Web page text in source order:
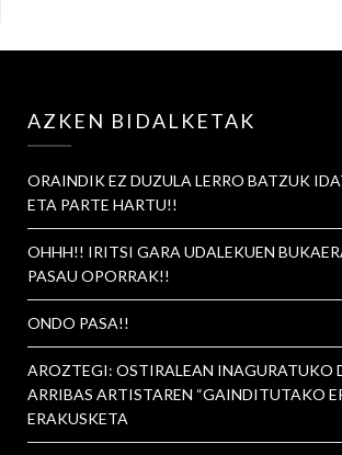
AZKEN BIDALKETAK
ORAINDIK EZ DUZULA LERRO BATZUK
ETA PARTE HARTU!!
OHHH!! IRITSI GARA UDALEKUEN
PASAU OPORRAK!!
ONDO PASA!!
AROZTEGI: OSTIRALEAN INAGURATUKO
ARRIBAS ARTISTAREN “GAINDITUTAKO
ERAKUSKETA